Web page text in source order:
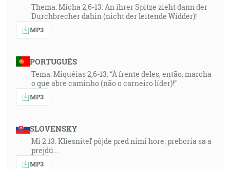
Thema: Micha 2,6-13: An ihrer Spitze zieht dann der
Durchbrecher dahin (nicht der leitende Widder)!
MP3
PORTUGUÊS
Tema: Miquéias 2,6-13: “À frente deles, então, marcha
o que abre caminho (não o carneiro líder)!”
MP3
SLOVENSKY
Mi 2:13: Kliesniteľ pôjde pred nimi hore; preboria sa a
prejdú…
MP3